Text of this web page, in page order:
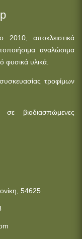
αποκλειστικά
αναλώσιμα
φυσικά υλικά.
τροφίμων
βιοδιασπώμενες
54625